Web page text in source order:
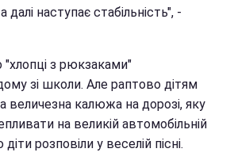
наступає стабільність", -
з рюкзаками"
зі школи. Але раптово дітям
величезна калюжа на дорозі, яку
на великій автомобільній
розповіли у веселій пісні.